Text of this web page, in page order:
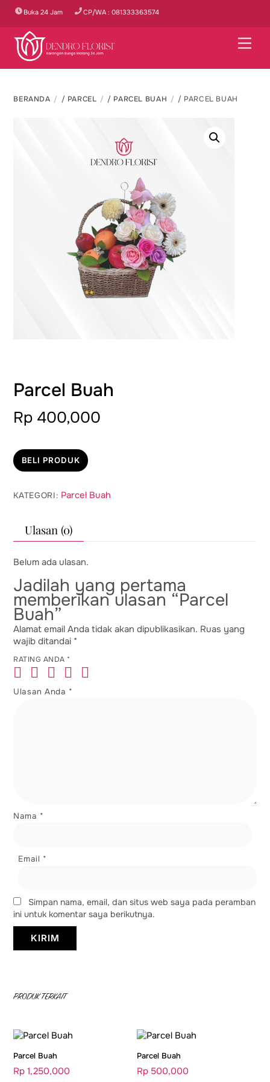
Skip
content
Buka 24 Jam CP/WA : 081333363574
BERANDA / PARCEL / PARCEL BUAH / PARCEL BUAH
Parcel Buah
Rp 400,000
BELI PRODUK
KATEGORI: Parcel Buah
Ulasan (0)
Belum ada ulasan.
Jadilah yang pertama
memberikan ulasan “Parcel
Buah”
Alamat email Anda tidak akan dipublikasikan. Ruas yang
wajib ditandai *
RATING ANDA *
Ulasan Anda *
Nama *
Email *
Simpan nama, email, dan situs web saya pada peramban
ini untuk komentar saya berikutnya.
PRODUK TERKAIT
Parcel Buah
Rp 1,250,000
Parcel Buah
Rp500,000